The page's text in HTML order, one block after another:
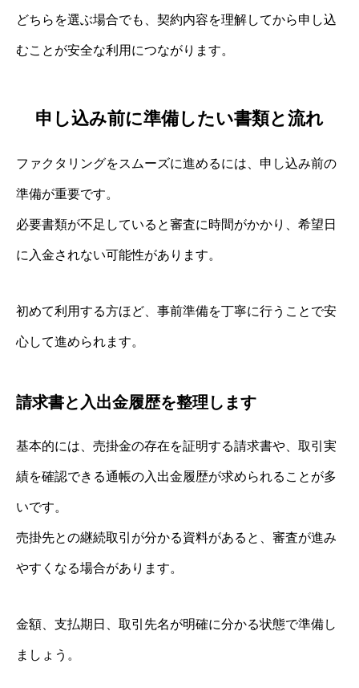
どちらを選ぶ場合でも、契約内容を理解してから申し込
むことが安全な利用につながります。
申し込み前に準備したい書類と流れ
ファクタリングをスムーズに進めるには、申し込み前の
準備が重要です。
必要書類が不足していると審査に時間がかかり、希望日
に入金されない可能性があります。
初めて利用する方ほど、事前準備を丁寧に行うことで安
心して進められます。
請求書と入出金履歴を整理します
基本的には、売掛金の存在を証明する請求書や、取引実
績を確認できる通帳の入出金履歴が求められることが多
いです。
売掛先との継続取引が分かる資料があると、審査が進み
やすくなる場合があります。
金額、支払期日、取引先名が明確に分かる状態で準備し
ましょう。